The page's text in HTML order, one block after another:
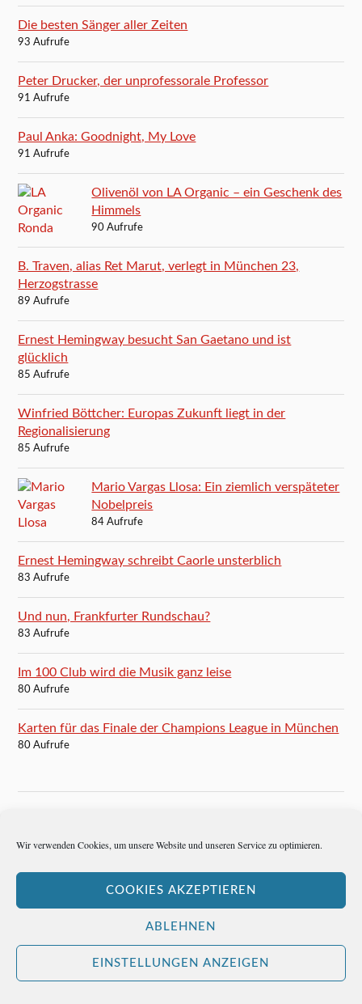
Wir verwenden Cookies, um unsere Website und unseren Service zu optimieren.
COOKIES AKZEPTIEREN
ABLEHNEN
EINSTELLUNGEN ANZEIGEN
Die besten Sänger aller Zeiten
93 Aufrufe
Peter Drucker, der unprofessorale Professor
91 Aufrufe
Paul Anka: Goodnight, My Love
91 Aufrufe
Olivenöl von LA Organic – ein Geschenk des
Himmels
90 Aufrufe
B. Traven, alias Ret Marut, verlegt in München 23,
Herzogstrasse
89 Aufrufe
Ernest Hemingway besucht San Gaetano und ist
glücklich
85 Aufrufe
Winfried Böttcher: Europas Zukunft liegt in der
Regionalisierung
85 Aufrufe
Mario Vargas Llosa: Ein ziemlich verspäteter
Nobelpreis
84 Aufrufe
Ernest Hemingway schreibt Caorle unsterblich
83 Aufrufe
Und nun, Frankfurter Rundschau?
83 Aufrufe
Im 100 Club wird die Musik ganz leise
80 Aufrufe
Karten für das Finale der Champions League in München
80 Aufrufe
Autoren-Brief
Hemingways Welt
&